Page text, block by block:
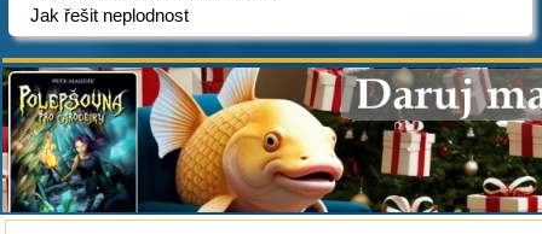
Jak řešit neplodnost